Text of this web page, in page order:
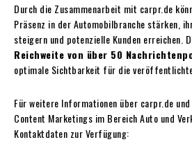
Durch die Zusammenarbeit mit carpr.de
Präsenz in der Automobilbranche stärken,
steigern und potenzielle Kunden erreichen.
Reichweite von über 50
optimale Sichtbarkeit für die
Für weitere Informationen über carpr.de
Content Marketings im Bereich Auto und
Kontaktdaten zur Verfügung: